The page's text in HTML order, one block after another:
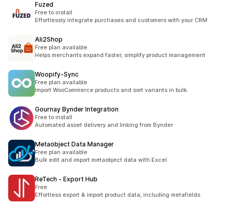
Fuzed
Free to install
Effortlessly integrate purchases and customers with your CRM
Ali2Shop
Free plan available
Helps merchants expand faster, simplify product management
Woopify‑Sync
Free plan available
Import WooCommerce products and sort variants in bulk.
Gournay Bynder Integration
Free to install
Automated asset delivery and linking from Bynder
Metaobject Data Manager
Free plan available
Bulk edit and import metaobject data with Excel
ReTech ‑ Export Hub
Free
Effortless export & import product data, including metafields